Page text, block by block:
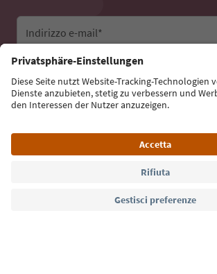
Indirizzo e-mail*
Iscriviti alla newsletter